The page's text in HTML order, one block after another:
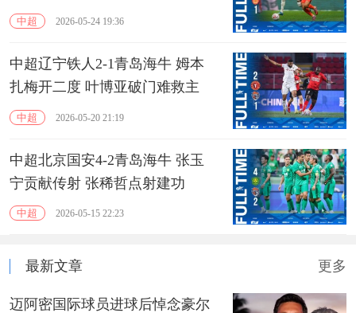
中超 2026-05-24 19:36
中超辽宁铁人2-1青岛海牛 姆本
扎梅开二度 叶博亚破门难救主
中超 2026-05-20 21:19
中超北京国安4-2青岛海牛 张玉
宁贡献传射 张稀哲点射建功
中超 2026-05-15 22:23
最新文章 更多
迈阿密国际球员进球后悼念豪尔